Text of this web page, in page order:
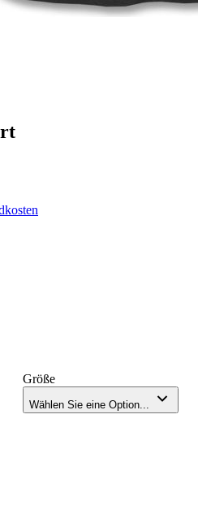
Größe
Wählen Sie eine Option...